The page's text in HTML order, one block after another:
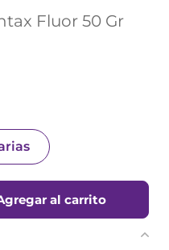
Fluor 50 Gr
al carrito